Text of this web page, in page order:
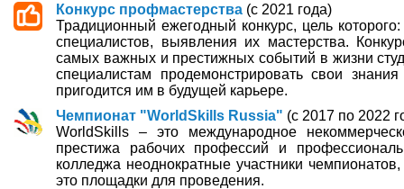
Конкурс профмастерства (с 2021 года)
Традиционный ежегодный конкурс, цель
специалистов, выявления их мастерства.
самых важных и престижных событий в жизни
специалистам продемонстрировать свои
пригодится им в будущей карьере.
Чемпионат "WorldSkills Russia" (c 2017 по 2022
WorldSkills – это международное
престижа рабочих профессий и
колледжа неоднократные участники
это площадки для проведения.